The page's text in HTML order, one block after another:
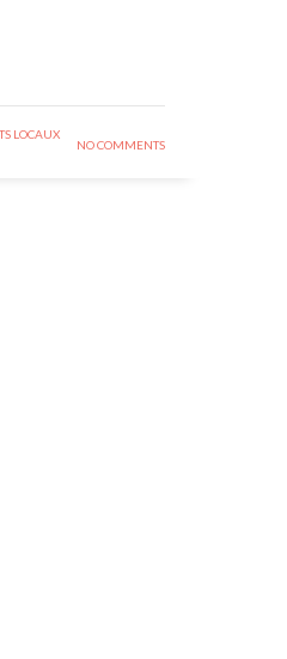
LOCAUX
NO COMMENTS